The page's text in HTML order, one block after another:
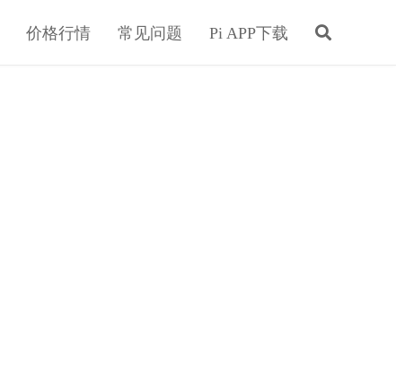
价格行情 常见问题 Pi APP下载